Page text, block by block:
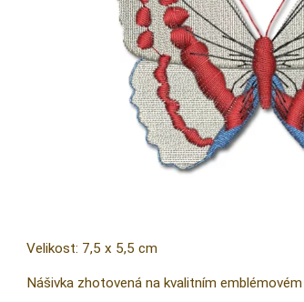
Velikost: 7,5 x 5,5 cm
Nášivka zhotovená na kvalitním